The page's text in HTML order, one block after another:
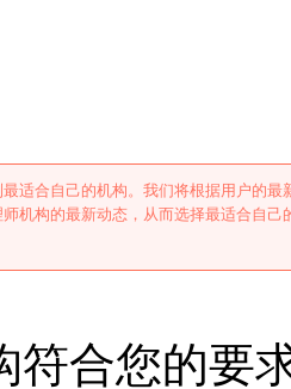
适合自己的机构。我们将根据用户的
机构的最新动态，从而选择最适合自
符合您的要